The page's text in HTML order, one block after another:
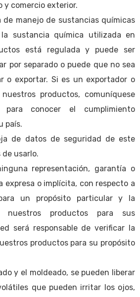
y comercio exterior.
de manejo de sustancias químicas
sustancia química utilizada en
está regulada y puede ser
por separado o puede que no sea
o exportar. Si es un exportador o
productos, comuníquese
para conocer el cumplimiento
país.
de datos de seguridad de este
usarlo.
representación, garantía o
expresa o implícita, con respecto a
un propósito particular y la
nuestros productos para sus
será responsable de verificar la
productos para su propósito
y el moldeado, se pueden liberar
que pueden irritar los ojos,